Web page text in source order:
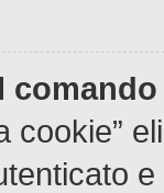
cookie”